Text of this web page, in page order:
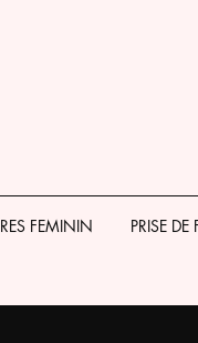
FEMININ PRISE